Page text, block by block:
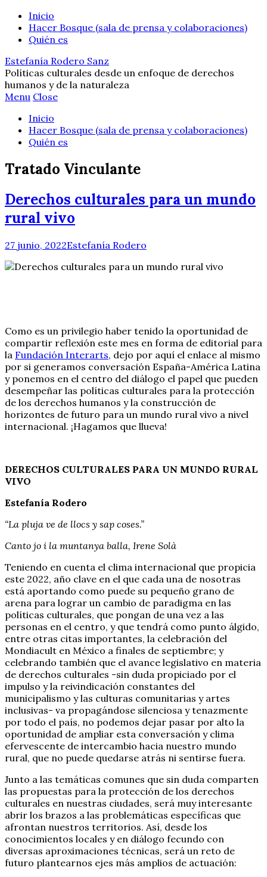
Inicio
Hacer Bosque (sala de prensa y colaboraciones)
Quién es
Estefanía Rodero Sanz
Políticas culturales desde un enfoque de derechos
humanos y de la naturaleza
Menu Close
Inicio
Hacer Bosque (sala de prensa y colaboraciones)
Quién es
Tratado Vinculante
Derechos culturales para un mundo
rural vivo
27 junio, 2022Estefanía Rodero
Como es un privilegio haber tenido la oportunidad de
compartir reflexión este mes en forma de editorial para
la Fundación Interarts, dejo por aquí el enlace al mismo
por si generamos conversación España-América Latina
y ponemos en el centro del diálogo el papel que pueden
desempeñar las políticas culturales para la protección
de los derechos humanos y la construcción de
horizontes de futuro para un mundo rural vivo a nivel
internacional. ¡Hagamos que llueva!
DERECHOS CULTURALES PARA UN MUNDO RURAL
VIVO
Estefanía Rodero
“La pluja ve de llocs y sap coses.”
Canto jo i la muntanya balla, Irene Solà
Teniendo en cuenta el clima internacional que propicia
este 2022, año clave en el que cada una de nosotras
está aportando como puede su pequeño grano de
arena para lograr un cambio de paradigma en las
políticas culturales, que pongan de una vez a las
personas en el centro, y que tendrá como punto álgido,
entre otras citas importantes, la celebración del
Mondiacult en México a finales de septiembre; y
celebrando también que el avance legislativo en materia
de derechos culturales -sin duda propiciado por el
impulso y la reivindicación constantes del
municipalismo y las culturas comunitarias y artes
inclusivas- va propagándose silenciosa y tenazmente
por todo el país, no podemos dejar pasar por alto la
oportunidad de ampliar esta conversación y clima
efervescente de intercambio hacia nuestro mundo
rural, que no puede quedarse atrás ni sentirse fuera.
Junto a las temáticas comunes que sin duda comparten
las propuestas para la protección de los derechos
culturales en nuestras ciudades, será muy interesante
abrir los brazos a las problemáticas específicas que
afrontan nuestros territorios. Así, desde los
conocimientos locales y en diálogo fecundo con
diversas aproximaciones técnicas, será un reto de
futuro plantearnos ejes más amplios de actuación: